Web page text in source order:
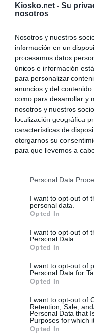
Kiosko.net - Su
nosotros
Nosotros y nuestros
información en un
procesamos datos
únicos e información
para personalizar
anuncios y del
como para desarrollar y
nosotros y nuestros
localización geográfica
características de
otorgarnos su
para que llevemos a
negar su
de su consentimiento,
rechazar tal
cualquier momento
visitando nuestra política
Personal Data
I want to opt-out of
personal data.
Opted In
I want to opt-out of
Personal Data.
Opted In
I want to opt-out of
Personal Data for
Opted In
I want to opt-out of
Retention, Sale,
Personal Data that
Purposes for which
Opted In